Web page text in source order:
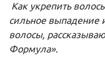
Как укрепить
сильное выпадение
волосы,
Формула».